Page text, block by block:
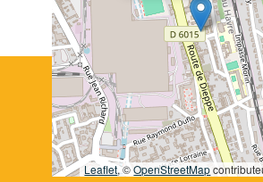
Leaflet, ©OpenStreetMap